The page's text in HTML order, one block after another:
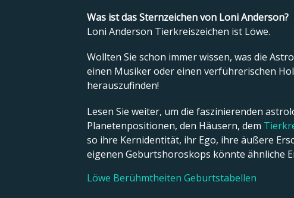
Was ist das Sternzeichen von Loni Anderson?
Loni Anderson Tierkreiszeichen ist Löwe.
Wollten Sie schon immer wissen, was die
einen Musiker oder einen verführerischen
herauszufinden!
Lesen Sie weiter, um die faszinierenden
Planetenpositionen, den Häusern, dem
so ihre Kernidentität, ihr Ego, ihre äußere
eigenen Geburtshoroskops könnte ähnliche
Löwe Berühmtheiten Geburtstabellen